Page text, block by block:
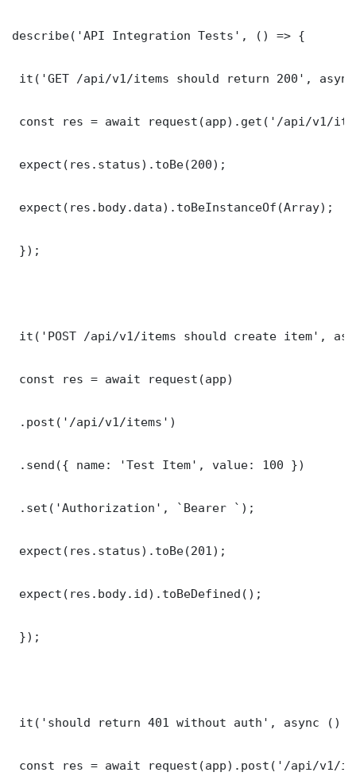
describe('API Integration Tests', () => {
it('GET /api/v1/items should return 200',
const res = await request(app).get('/api/v1/
expect(res.status).toBe(200);
expect(res.body.data).toBeInstanceOf(Array);
});
it('POST /api/v1/items should create item',
const res = await request(app)
.post('/api/v1/items')
.send({ name: 'Test Item', value: 100 })
.set('Authorization', `Bearer `);
expect(res.status).toBe(201);
expect(res.body.id).toBeDefined();
});
it('should return 401 without auth', async ()
const res = await request(app).post('/api/v1/